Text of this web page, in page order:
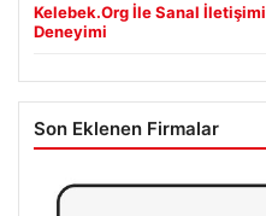
Kelebek.Org İle Sanal
Deneyimi
Son Eklenen Firmalar